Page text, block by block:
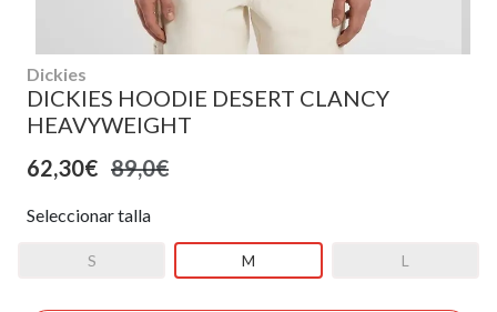
Dickies
DICKIES HOODIE DESERT CLANCY
HEAVYWEIGHT
62,30€ 89,0€
Seleccionar talla
S M L